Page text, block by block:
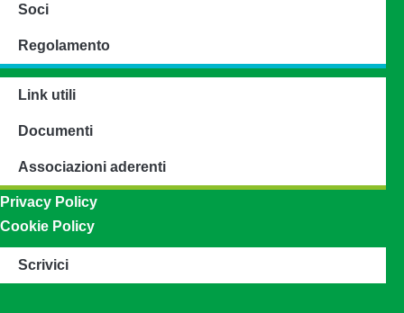
Soci
Regolamento
Link utili
Documenti
Associazioni aderenti
Privacy Policy
Cookie Policy
Scrivici